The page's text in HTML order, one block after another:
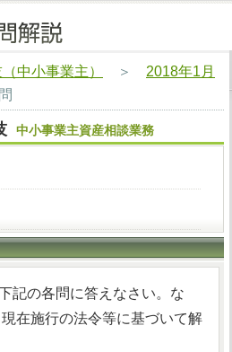
中小事業主） ＞ 2018年1月
中小事業主資産相談業務
記の各問に答えなさい。な
在施行の法令等に基づいて解